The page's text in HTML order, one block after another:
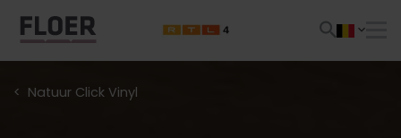
Natuur Click Vinyl